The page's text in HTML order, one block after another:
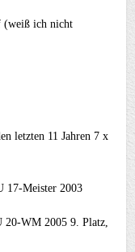
(weiß ich nicht
letzten 11 Jahren 7 x
17-Meister 2003
20-WM 2005 9. Platz,